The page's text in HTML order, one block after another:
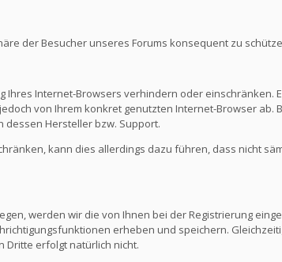
der Besucher unseres Forums konsequent zu
Ihres Internet-Browsers verhindern oder
von Ihrem konkret genutzten Internet-Browser
Hersteller bzw. Support.
kann dies allerdings dazu führen, dass nicht
werden wir die von Ihnen bei der Registrierung
erheben und speichern.
Dritte erfolgt natürlich nicht.